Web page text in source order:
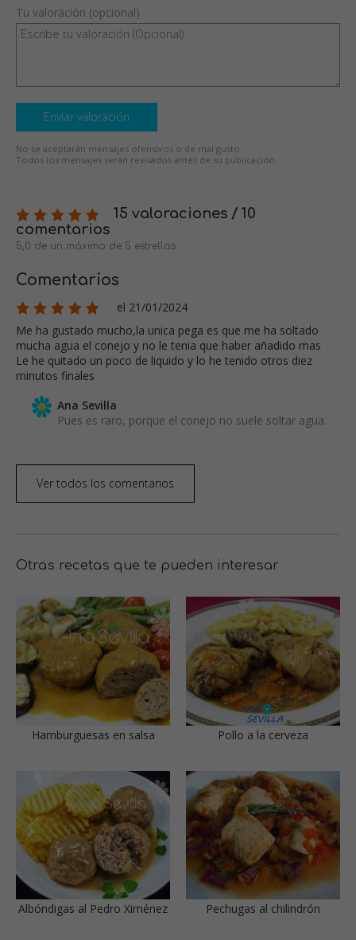
Tu valoración (opcional)
Enviar valoración
No se aceptarán mensajes ofensivos o de mal gusto.
Todos los mensajes serán revisados antes de su publicación.
15 valoraciones / 10
comentarios
5,0 de un máximo de 5 estrellas
Comentarios
el 21/01/2024
Me ha gustado mucho,la unica pega es que me ha soltado
mucha agua el conejo y no le tenia que haber añadido mas
Le he quitado un poco de liquido y lo he tenido otros diez
minutos finales
Ana Sevilla
Pues es raro, porque el conejo no suele soltar agua.
Ver todos los comentarios
Otras recetas que te pueden interesar
Hamburguesas en salsa Pollo a la cerveza
Albóndigas al Pedro Ximénez Pechugas al chilindrón